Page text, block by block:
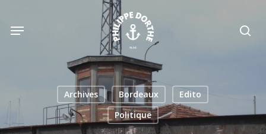
main
Menu
Archives Bordeaux
Edito
Politique